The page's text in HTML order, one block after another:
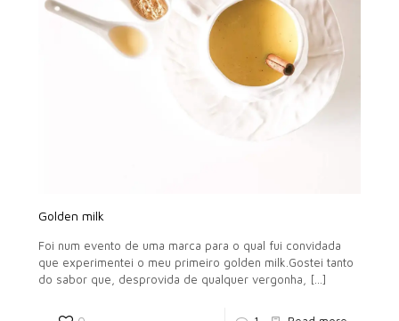
Golden milk
Foi num evento de uma marca para o qual fui convidada
que experimentei o meu primeiro golden milk.Gostei tanto
do sabor que, desprovida de qualquer vergonha,
[…]